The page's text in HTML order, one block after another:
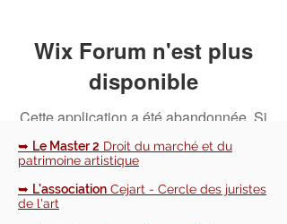
Wix Forum n'est plus
disponible
Cette application a été abandonnée. Si
vous avez besoin d'une application
communautaire, utilisez Wix Groups.
➥ Le Master 2 Droit du marché et du
patrimoine artistique
➥ L'association Cejart - Cercle des juristes
de l'art